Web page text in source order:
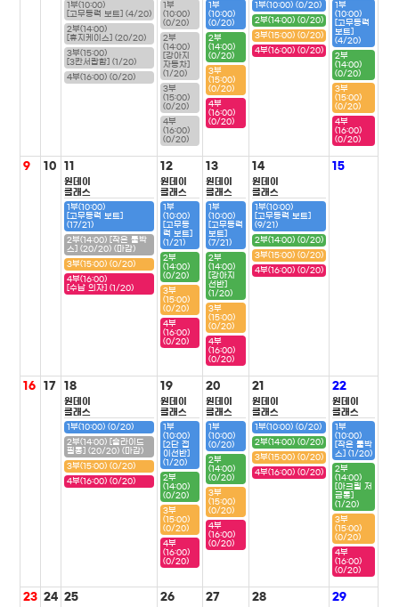
1부(10:00)
[고무동력 보트] (4/20)
2부(14:00)
[휴지케이스] (20/20)
3부(15:00)
[3칸서랍함] (1/20)
4부(16:00) (0/20)
1부
(10:00)
(0/20)
2부
(14:00)
[강아지
자동차]
(1/20)
3부
(15:00)
(0/20)
4부
(16:00)
(0/20)
1부
(10:00)
(0/20)
2부
(14:00)
(0/20)
3부
(15:00)
(0/20)
4부
(16:00)
(0/20)
1부(10:00) (0/20)
2부(14:00) (0/20)
3부(15:00) (0/20)
4부(16:00) (0/20)
1부
(10:00)
[고무동력
보트]
(4/20)
2부
(14:00)
(0/20)
3부
(15:00)
(0/20)
4부
(16:00)
(0/20)
9 10 11
원데이
클래스
1부(10:00)
[고무동력 보트]
(17/21)
2부(14:00) [작은 툴박
스] (20/20) (마감)
3부(15:00) (0/20)
4부(16:00)
[수납 의자] (1/20)
12
원데이
클래스
1부
(10:00)
[고무동
력 보트]
(1/21)
2부
(14:00)
(0/20)
3부
(15:00)
(0/20)
4부
(16:00)
(0/20)
13
원데이
클래스
1부
(10:00)
[고무동력
보트]
(7/21)
2부
(14:00)
[강아지
선반]
(1/20)
3부
(15:00)
(0/20)
4부
(16:00)
(0/20)
14
원데이
클래스
1부(10:00)
[고무동력 보트]
(9/21)
2부(14:00) (0/20)
3부(15:00) (0/20)
4부(16:00) (0/20)
15
16 17 18
원데이
클래스
1부(10:00) (0/20)
2부(14:00) [슬라이드
필통] (20/20) (마감)
3부(15:00) (0/20)
4부(16:00) (0/20)
19
원데이
클래스
1부
(10:00)
[2단 접
이선반]
(1/20)
2부
(14:00)
(0/20)
3부
(15:00)
(0/20)
4부
(16:00)
(0/20)
20
원데이
클래스
1부
(10:00)
(0/20)
2부
(14:00)
(0/20)
3부
(15:00)
(0/20)
4부
(16:00)
(0/20)
21
원데이
클래스
1부(10:00) (0/20)
2부(14:00) (0/20)
3부(15:00) (0/20)
4부(16:00) (0/20)
22
원데이
클래스
1부
(10:00)
[작은 툴박
스] (1/20)
2부
(14:00)
[아크릴 저
금통]
(1/20)
3부
(15:00)
(0/20)
4부
(16:00)
(0/20)
23 24 25 26 27 28 29